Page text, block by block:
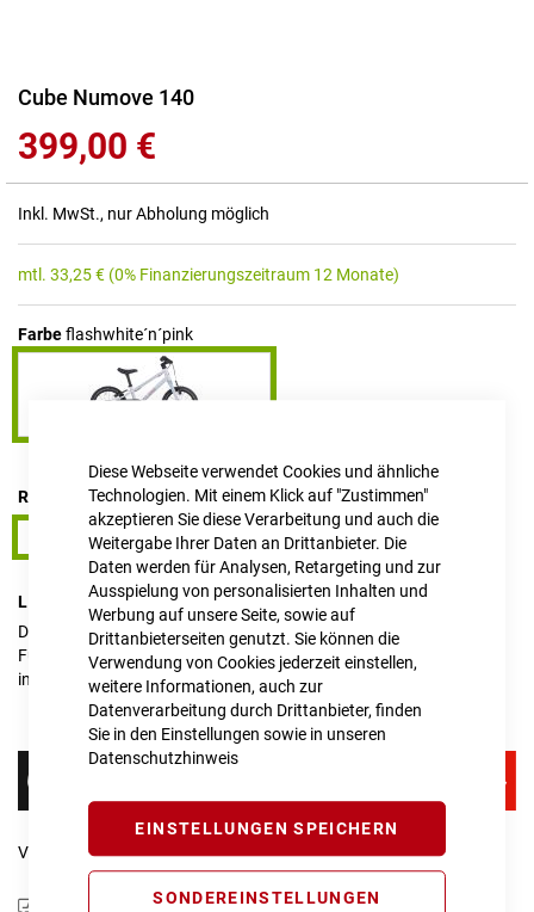
Diese Webseite verwendet Cookies und ähnliche
Technologien. Mit einem Klick auf "Zustimmen"
akzeptieren Sie diese Verarbeitung und auch die
Weitergabe Ihrer Daten an Drittanbieter. Die
Daten werden für Analysen, Retargeting und zur
Ausspielung von personalisierten Inhalten und
Werbung auf unsere Seite, sowie auf
Drittanbieterseiten genutzt. Sie können die
Verwendung von Cookies jederzeit einstellen,
weitere Informationen, auch zur
Datenverarbeitung durch Drittanbieter, finden
Sie in den Einstellungen sowie in unseren
Datenschutzhinweis
EINSTELLUNGEN SPEICHERN
SONDEREINSTELLUNGEN
Zum
der
Bildgalerie
springen
Cube Numove 140
399,00 €
Inkl. MwSt., nur Abholung möglich
mtl. 33,25€ (0% Finanzierungszeitraum 12 Monate)
Farbeflashwhite´n´pink
RAHMENHÖHE 14"
14"
LIEFERZEIT im Onlineshop erfragen
Dieser Artikel ist nicht verfügbar.
Für Anfragen zur Verfügbarkeit schreiben Sie uns gerne an
info@cube-store-regensburg.de
Vergleichsliste: hinzufügen |ansehen
Produktanfrage stellen